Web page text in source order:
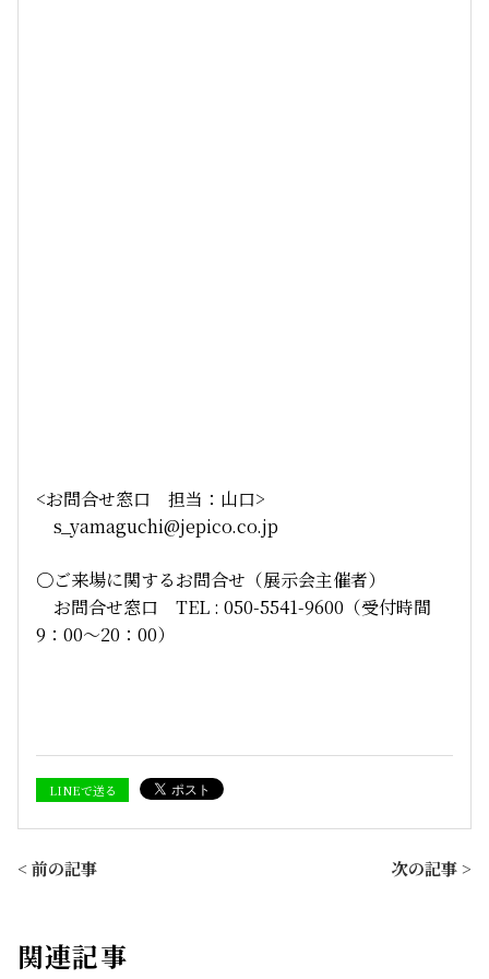
<お問合せ窓口 担当：山口>
s_yamaguchi@jepico.co.jp
〇ご来場に関するお問合せ（展示会主催者）
お問合せ窓口 TEL : 050-5541-9600（受付時間
9：00～20：00）
LINEで送る
< 前の記事 次の記事 >
関連記事